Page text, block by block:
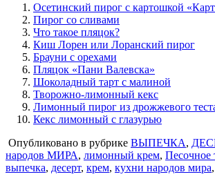
Осетинский пирог с картошкой
Пирог со сливами
Что такое пляцок?
Киш Лорен или Лоранский пирог
Брауни с орехами
Пляцок «Пани Валевска»
Шоколадный тарт с малиной
Творожно-лимонный кекс
Лимонный пирог из дрожжевого
Кекс лимонный с глазурью
Опубликовано в рубрике ВЫПЕЧКА,
народов МИРА, лимонный крем, Песочное
выпечка, десерт, крем, кухни народов мира,